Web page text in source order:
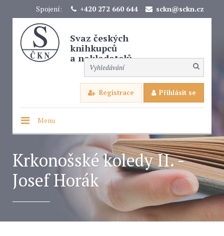
Spojení: +420 272 660 644 sckn@sckn.cz
Svaz českých
knihkupců
a nakladatelů
Registrace Přihlásit se
Menu
Krkonošské koledy II. -
Josef Horák